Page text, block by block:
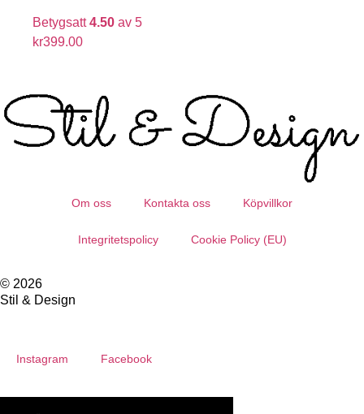
Betygsatt4.50 av 5
kr399.00
Om oss Kontakta oss Köpvillkor
Integritetspolicy Cookie Policy (EU)
© 2026
Stil & Design
Instagram Facebook